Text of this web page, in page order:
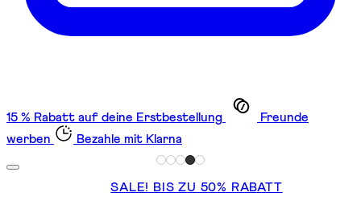
15 % Rabatt auf deine Erstbestellung
Freunde
werben
Bezahle mit Klarna
SALE! BIS ZU 50% RABATT